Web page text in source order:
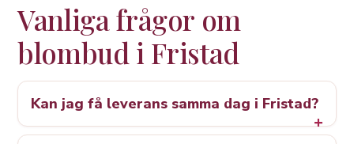
Vanliga frågor om
blombud i Fristad
Kan jag få leverans samma dag i Fristad?